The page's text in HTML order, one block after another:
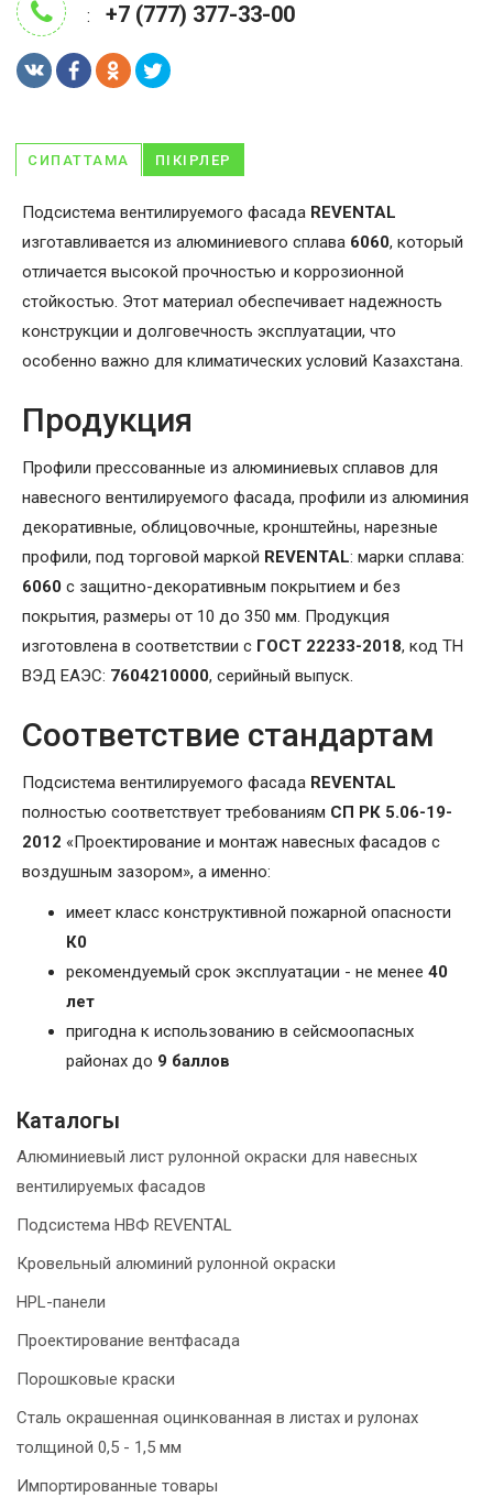
: +7 (777) 377-33-00
СИПАТТАМА ПІКІРЛЕР
Подсистема вентилируемого фасада REVENTAL
изготавливается из алюминиевого сплава 6060, который
отличается высокой прочностью и коррозионной
стойкостью. Этот материал обеспечивает надежность
конструкции и долговечность эксплуатации, что
особенно важно для климатических условий Казахстана.
Продукция
Профили прессованные из алюминиевых сплавов для
навесного вентилируемого фасада, профили из алюминия
декоративные, облицовочные, кронштейны, нарезные
профили, под торговой маркой REVENTAL: марки сплава:
6060 с защитно-декоративным покрытием и без
покрытия, размеры от 10 до 350 мм. Продукция
изготовлена в соответствии с ГОСТ 22233-2018, код ТН
ВЭД ЕАЭС: 7604210000, серийный выпуск.
Соответствие стандартам
Подсистема вентилируемого фасада REVENTAL
полностью соответствует требованиям СП РК 5.06-19-
2012 «Проектирование и монтаж навесных фасадов с
воздушным зазором», а именно:
имеет класс конструктивной пожарной опасности
К0
рекомендуемый срок эксплуатации - не менее 40
лет
пригодна к использованию в сейсмоопасных
районах до 9 баллов
Каталогы
Алюминиевый лист рулонной окраски для навесных
вентилируемых фасадов
Подсистема НВФ REVENTAL
Кровельный алюминий рулонной окраски
HPL-панели
Проектирование вентфасада
Порошковые краски
Сталь окрашенная оцинкованная в листах и рулонах
толщиной 0,5 - 1,5 мм
Импортированные товары